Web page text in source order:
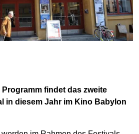
findet das zweite
in diesem Jahr im Kino Babylon